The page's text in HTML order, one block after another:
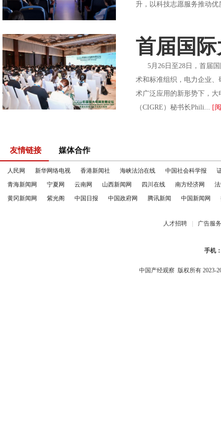
升，以科技志愿服务推动
首届国
5月26日至28日，首届国
术和标准组织，电力企业
术广泛应用的新形势下，
（CIGRE）秘书长Phili... [
友情链接 媒体合作
人民网 新华网络电视 香港新闻社 海峡法治在线 中国社会科学报
青海新闻网
宁夏网 云南网 山西新闻网 四川在线 南方经济网
黄冈新闻网
紫光阁 中国日报 中国政府网 腾讯新闻 中国新闻网
人才招聘 广告服务
手机
中国产经观察 版权所有 2023-